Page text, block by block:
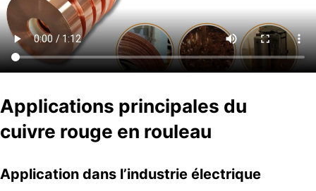
Applications principales du
cuivre rouge en rouleau
Application dans l’industrie électrique